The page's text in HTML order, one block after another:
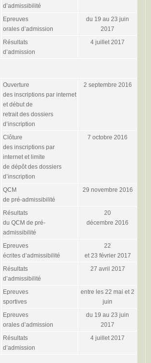
d’admissibilité
Epreuves
orales d’admission
du 19 au 23 juin
2017
Résultats
d’admission
4 juillet 2017
Ouverture
des inscriptions par internet
et début de
retrait des dossiers
d’inscription
2 septembre 2016
Clôture
des inscriptions par
internet et limite
de dépôt des dossiers
d’inscription
7 octobre 2016
QCM
de pré-admissibilité
29 novembre 2016
Résultats
du QCM de pré-
admissibilité
20
décembre 2016
Epreuves
écrites d’admissibilité
22
et 23 février 2017
Résultats
d’admissibilité
27 avril 2017
Epreuves
sportives
entre les 22 mai et 2
juin
Epreuves
orales d’admission
du 19 au 23 juin
2017
Résultats
d’admission
4 juillet 2017